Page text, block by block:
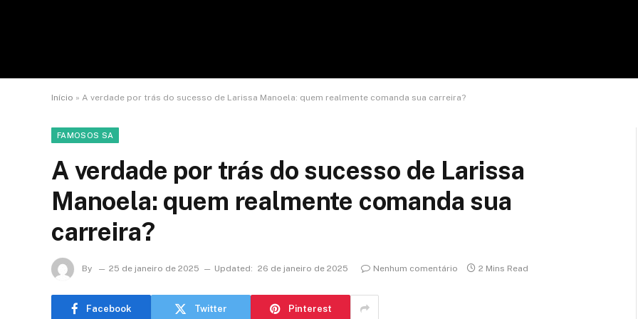
Início » A verdade por trás do sucesso de Larissa Manoela: quem realmente comanda sua carreira?
FAMOSOS SA
A verdade por trás do sucesso de Larissa
Manoela: quem realmente comanda sua
carreira?
By 25 de janeiro de 2025 Updated: 26 de janeiro de 2025 Nenhum comentário 2 Mins Read
Facebook Twitter Pinterest